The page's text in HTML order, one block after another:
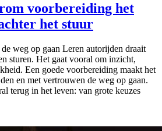
voorbereiding het
het stuur
weg op gaan Leren autorijden draait
sturen. Het gaat vooral om inzicht,
Een goede voorbereiding maakt het
en met vertrouwen de weg op gaan.
terug in het leven: van grote keuzes